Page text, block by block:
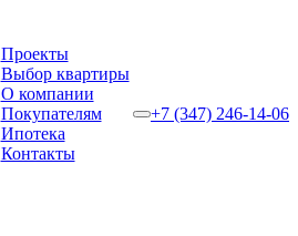
Проекты
Выбор квартиры
О компании
Покупателям
Ипотека
Контакты
+7 (347) 246-14-06